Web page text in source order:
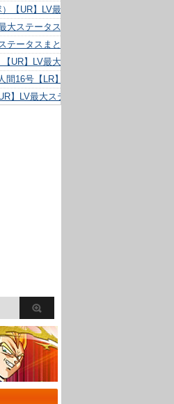
【UR】LV最大ステータスまとめ！
大ステータスまとめ！
テータスまとめ！
UR】LV最大ステータスまとめ！
16号【LR】LV最大ステータスまとめ！
】LV最大ステータスまとめ！
タスまとめ！
ステータスまとめ！